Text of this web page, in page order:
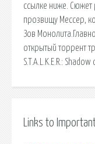
ссылке ниже. Сюжет
прозвищу Мессер,
Зов
открытый торрент
S.T.A.L.K.E.R.:
Links to